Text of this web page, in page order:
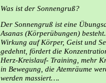
Was ist der Sonnengruß?
Der Sonnengruß ist eine
Asanas (Körperübungen)
Wirkung auf Körper, Geist und
gedehnt, fördert die
Herz-Kreislauf- Training, mehr
in Bewegung, die Atemräume
werden massiert….